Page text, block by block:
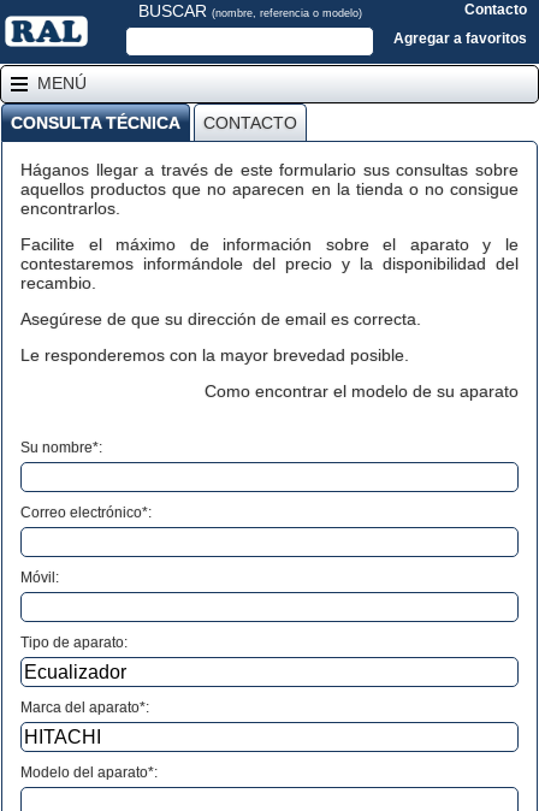
BUSCAR (nombre, referencia o modelo)
Contacto
Agregar a favoritos
MENÚ
CONSULTA TÉCNICA CONTACTO
Háganos llegar a través de este formulario sus consultas sobre
aquellos productos que no aparecen en la tienda o no consigue
encontrarlos.
Facilite el máximo de información sobre el aparato y le
contestaremos informándole del precio y la disponibilidad del
recambio.
Asegúrese de que su dirección de email es correcta.
Le responderemos con la mayor brevedad posible.
Como encontrar el modelo de su aparato
Su nombre*:
Correo electrónico*:
Móvil:
Tipo de aparato:
Marca del aparato*:
Modelo del aparato*: